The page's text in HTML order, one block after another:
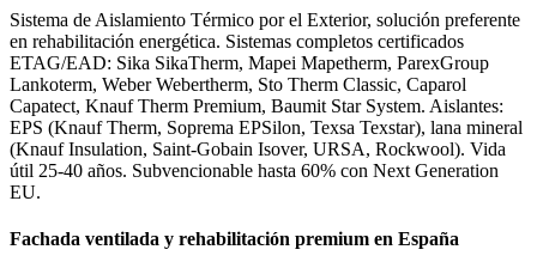
Sistema de Aislamiento Térmico por el Exterior, solución preferente
en rehabilitación energética. Sistemas completos certificados
ETAG/EAD: Sika SikaTherm, Mapei Mapetherm, ParexGroup
Lankoterm, Weber Webertherm, Sto Therm Classic, Caparol
Capatect, Knauf Therm Premium, Baumit Star System. Aislantes:
EPS (Knauf Therm, Soprema EPSilon, Texsa Texstar), lana mineral
(Knauf Insulation, Saint-Gobain Isover, URSA, Rockwool). Vida
útil 25-40 años. Subvencionable hasta 60% con Next Generation
EU.
Fachada ventilada y rehabilitación premium en España